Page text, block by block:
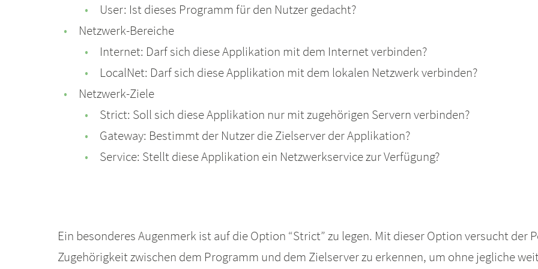
User: Ist dieses Programm für den Nutzer gedacht?
Netzwerk-Bereiche
Internet: Darf sich diese Applikation mit dem Internet verbinden?
LocalNet: Darf sich diese Applikation mit dem lokalen Netzwerk verbinden?
Netzwerk-Ziele
Strict: Soll sich diese Applikation nur mit zugehörigen Servern verbinden?
Gateway: Bestimmt der Nutzer die Zielserver der Applikation?
Service: Stellt diese Applikation ein Netzwerkservice zur Verfügung?
Ein besonderes Augenmerk ist auf die Option “Strict” zu legen. Mit dieser Option versucht der
Zugehörigkeit zwischen dem Programm und dem Zielserver zu erkennen, um ohne jegliche